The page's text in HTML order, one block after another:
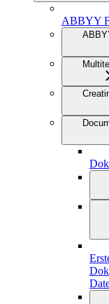
ABBYY